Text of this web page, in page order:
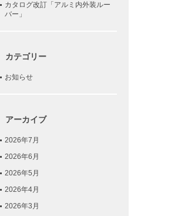
カタログ改訂「アルミ内外装ルー
バー」
カテゴリー
お知らせ
アーカイブ
2026年7月
2026年6月
2026年5月
2026年4月
2026年3月